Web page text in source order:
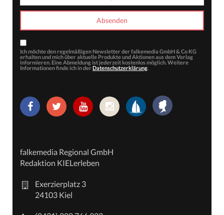
Ich möchte den regelmäßigen Newsletter der falkemedia GmbH & Co KG
erhalten und mich über aktuelle Produkte und Aktionen aus dem Verlag
informieren. Eine Abmeldung ist jederzeit kostenlos möglich. Weitere
Informationen finde ich in der Datenschutzerklärung.
falkemedia Regional GmbH
Redaktion KIELerleben
Exerzierplatz 3
24103 Kiel